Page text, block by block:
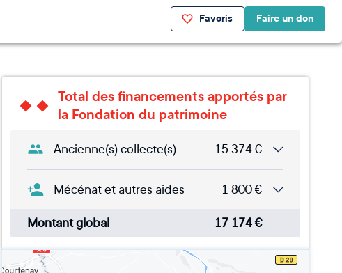
Favoris Faire un don
Total des financements apportés par
la Fondation du patrimoine
Ancienne(s) collecte(s) 15 374€
Mécénat et autres aides 1 800€
Montant global 17 174€